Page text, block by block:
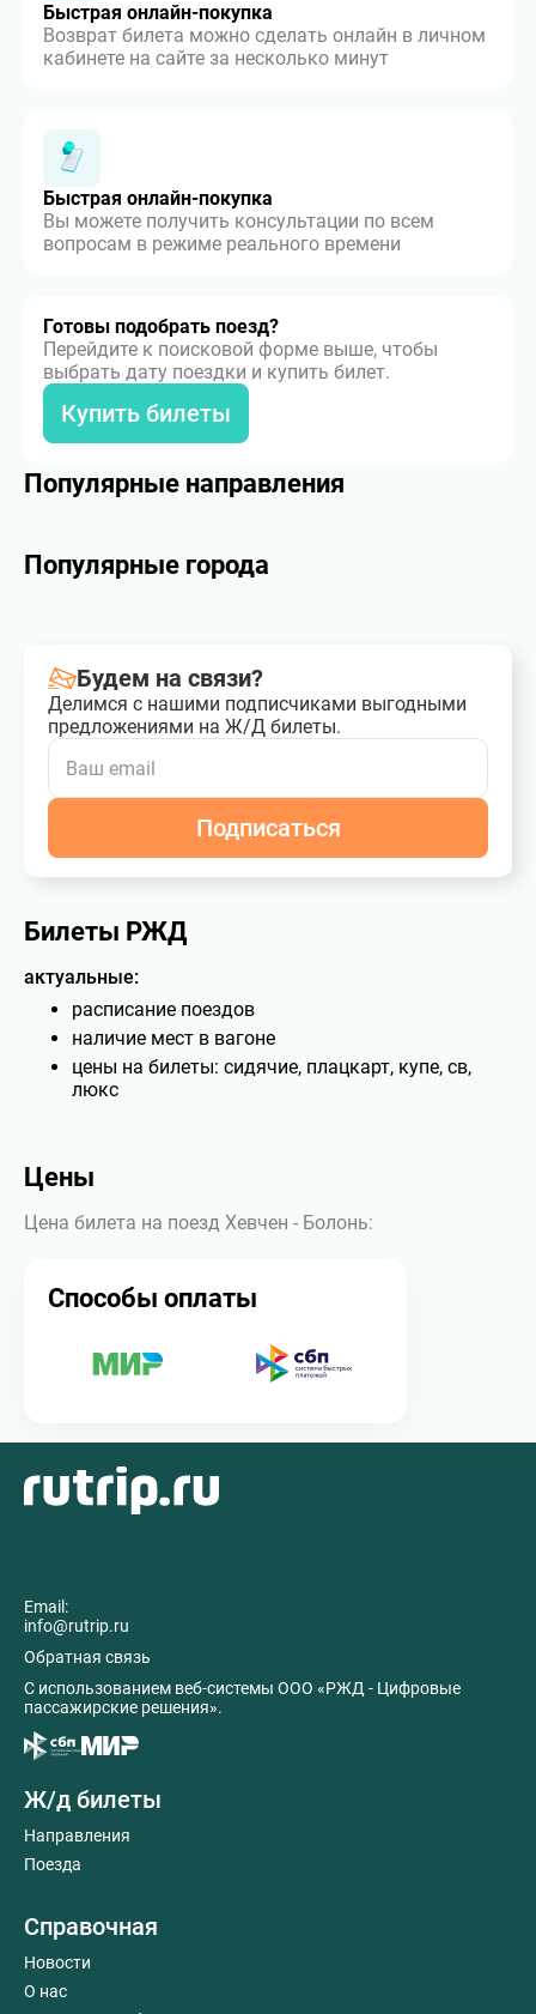
Быстрая онлайн-покупка
Возврат билета можно сделать онлайн в личном
кабинете на сайте за несколько минут
Быстрая онлайн-покупка
Вы можете получить консультации по всем
вопросам в режиме реального времени
Готовы подобрать поезд?
Перейдите к поисковой форме выше, чтобы
выбрать дату поездки и купить билет.
Купить билеты
Популярные направления
Популярные города
Будем на связи?
Делимся с нашими подписчиками выгодными
предложениями на Ж/Д билеты.
Подписаться
Билеты РЖД
актуальные:
расписание поездов
наличие мест в вагоне
цены на билеты: сидячие, плацкарт, купе, св,
люкс
Цены
Цена билета на поезд Хевчен - Болонь:
Способы оплаты
Email:
info@rutrip.ru
Обратная связь
C использованием веб-системы ООО «РЖД - Цифровые
пассажирские решения».
Ж/д билеты
Направления
Поезда
Справочная
Новости
О нас